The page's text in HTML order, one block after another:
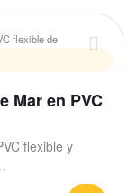
Mar en PVC
flexible y